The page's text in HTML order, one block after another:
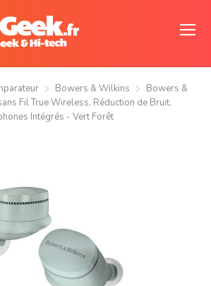
Bowers & Wilkins
Bowers &
Fil True Wireless, Réduction de Bruit,
Intégrés - Vert Forêt